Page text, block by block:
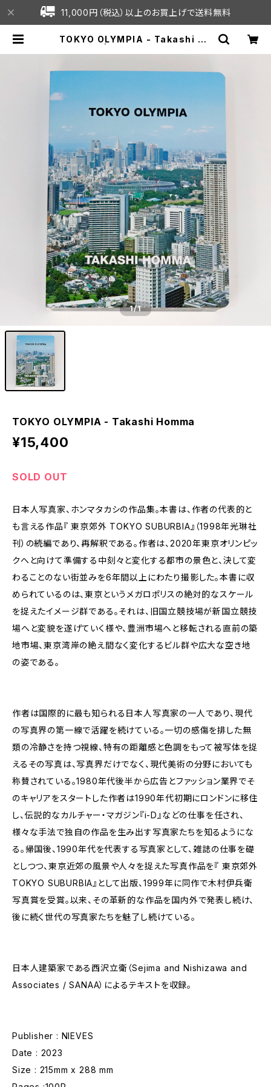
11,000円（税込）以上のお買上げで送料無料
TOKYO OLYMPIA - Takashi Ho
1/1
TOKYO OLYMPIA - Takashi Homma
¥15,400
SOLD OUT
日本人写真家、ホンマタカシの作品集。本書は、作者の代表的と
も言える作品『 東京郊外 TOKYO SUBURBIA』（1998年光琳社
刊）の続編であり、再解釈である。作者は、2020年東京オリンピッ
クへと向けて準備する中刻々と変化する都市の景色と、決して変
わることのない街並みを6年間以上にわたり撮影した。本書に収
められているのは、東京というメガロポリスの絶対的なスケール
を捉えたイメージ群である。それは、旧国立競技場が新国立競技
場へと変貌を遂げていく様や、豊洲市場へと移転される直前の築
地市場、東京湾岸の絶え間なく変化するビル群や広大な空き地
の姿である。
作者は国際的に最も知られる日本人写真家の一人であり、現代
の写真界の第一線で活躍を続けている。一切の感傷を排した無
類の冷静さを持つ視線、特有の距離感と色調をもって被写体を捉
えるその写真は、写真界だけでなく、現代美術の分野においても
称賛されている。1980年代後半から広告とファッション業界でそ
のキャリアをスタートした作者は1990年代初期にロンドンに移住
し、伝説的なカルチャー・マガジン『i-D』などの仕事を任され、
様々な手法で独自の作品を生み出す写真家たちを知るようにな
る。帰国後、1990年代を代表する写真家として、雑誌の仕事を礎
としつつ、東京近郊の風景や人々を捉えた写真作品を『 東京郊外
TOKYO SUBURBIA』として出版、1999年に同作で木村伊兵衛
写真賞を受賞。以来、その革新的な作品を国内外で発表し続け、
後に続く世代の写真家たちを魅了し続けている。
日本人建築家である西沢立衛（Sejima and Nishizawa and
Associates / SANAA）によるテキストを収録。
Publisher : NIEVES
Date : 2023
Size : 215mm x 288 mm